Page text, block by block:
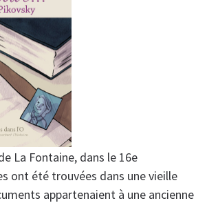
La Fontaine, dans le 16e
ont été trouvées dans une vieille
appartenaient à une ancienne